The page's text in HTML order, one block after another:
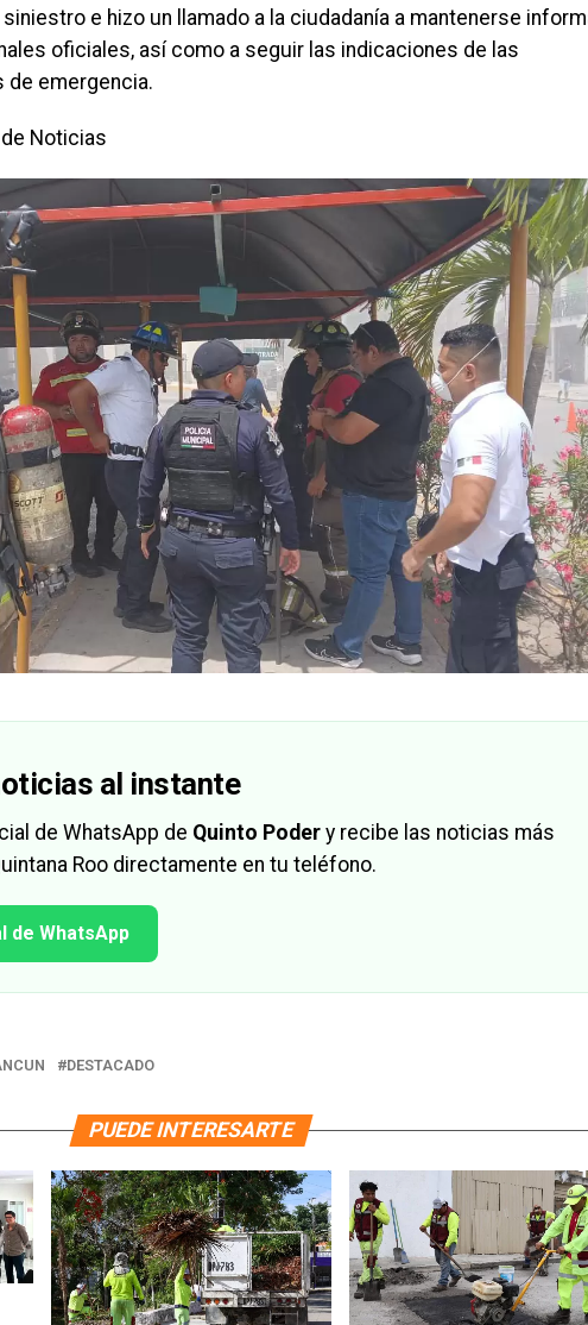
e hizo un llamado a la ciudadanía a mantenerse
oficiales, así como a seguir las indicaciones de las
de emergencia.
Noticias
al instante
de WhatsApp de Quinto Poder y recibe las noticias más
Roo directamente en tu teléfono.
de WhatsApp
DESTACADO
PUEDE INTERESARTE